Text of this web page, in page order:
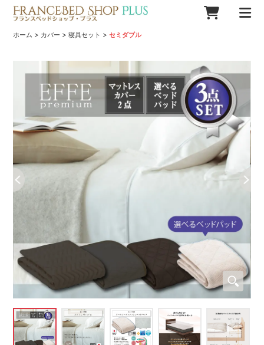
ホーム > カバー >寝具セット >セミダブル